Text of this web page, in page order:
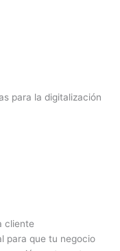
para la digitalización
cliente
para que tu negocio